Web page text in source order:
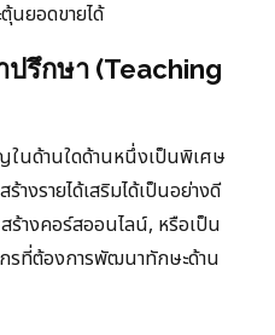
นยอดขายได้
ปรึกษา (Teaching
ในด้านใดด้านหนึ่งเป็นพิเศษ
างรายได้เสริมได้เป็นอย่างดี
างคอร์สออนไลน์, หรือเป็น
ที่ต้องการพัฒนาทักษะด้าน